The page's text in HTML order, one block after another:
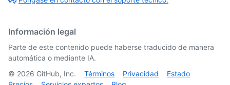
Información legal
Parte de este contenido puede haberse traducido de manera
automática o mediante IA.
© 2026 GitHub, Inc. Términos Privacidad
Estado